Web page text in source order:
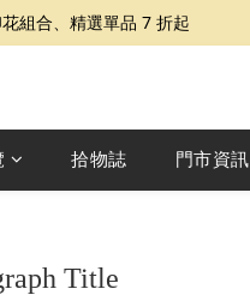
｜三種夏日風格一次收藏
組合、精選單品 7 折起
拾物誌 門市資訊
Title